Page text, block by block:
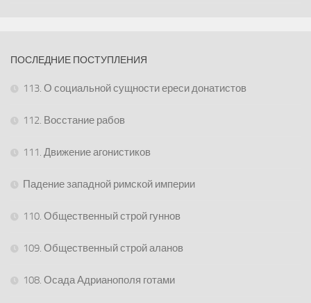
ПОСЛЕДНИЕ ПОСТУПЛЕНИЯ
113. О социальной сущности ереси донатистов
112. Восстание рабов
111. Движение агонистиков
Падение западной римской империи
110. Общественный строй гуннов
109. Общественный строй аланов
108. Осада Адрианополя готами